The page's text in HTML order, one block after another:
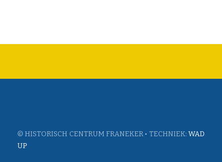
© HISTORISCH CENTRUM FRANEKER • TECHNIEK: WAD
UP